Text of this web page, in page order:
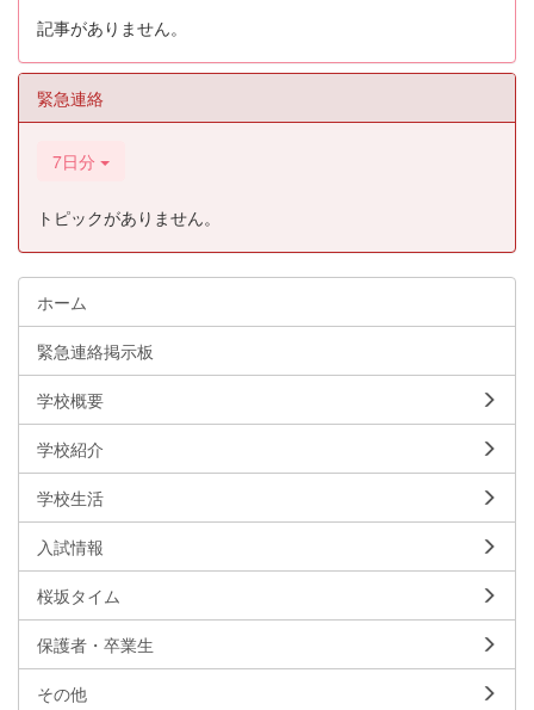
記事がありません。
緊急連絡
7日分
トピックがありません。
ホーム
緊急連絡掲示板
学校概要
学校紹介
学校生活
入試情報
桜坂タイム
保護者・卒業生
その他